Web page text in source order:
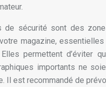
de sécurité sont des
magazine, essentielles
permettent d’éviter
importants ne
Il est recommandé de